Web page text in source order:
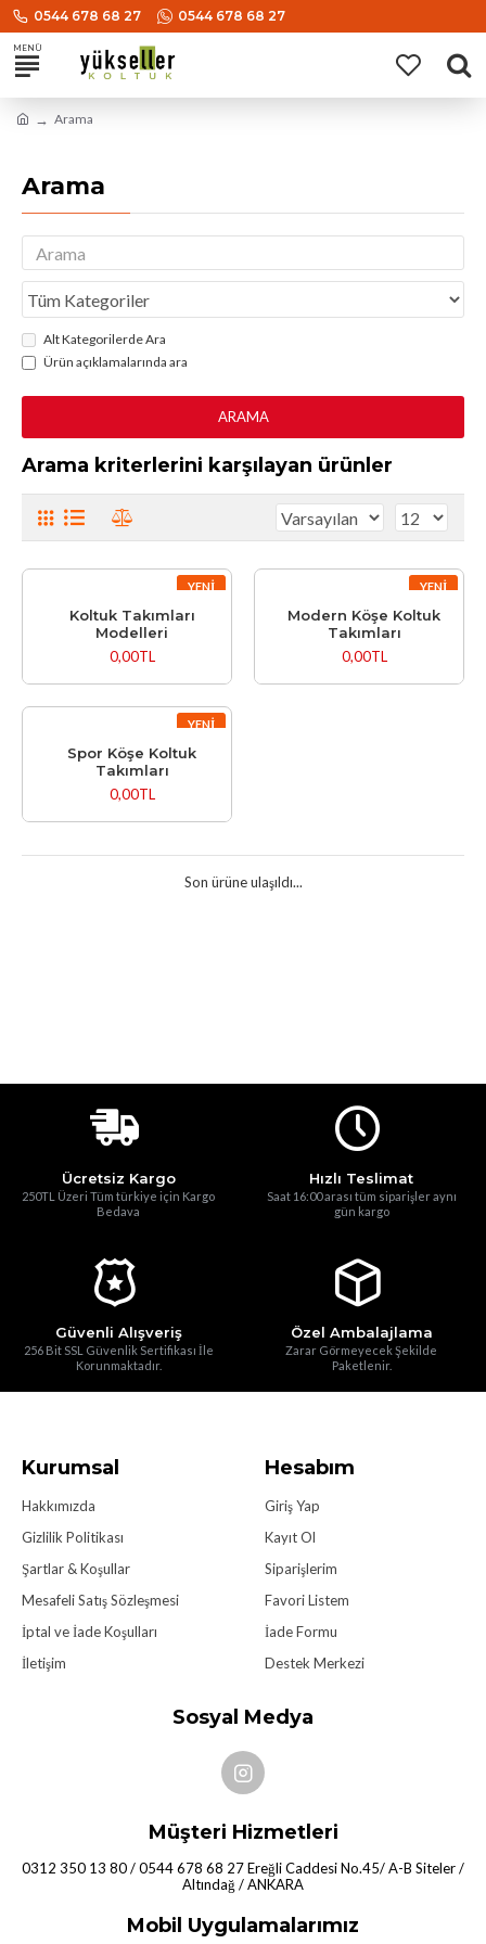
0544 678 68 27 0544 678 68 27
Arama
Arama
Alt Kategorilerde Ara
Ürün açıklamalarında ara
ARAMA
Arama kriterlerini karşılayan ürünler
YENI
Koltuk Takımları
Modelleri
0,00TL
YENI
Modern Köşe Koltuk
Takımları
0,00TL
YENI
Spor Köşe Koltuk
Takımları
0,00TL
Son ürüne ulaşıldı...
Ücretsiz Kargo
250TL Üzeri Tüm türkiye için Kargo
Bedava
Hızlı Teslimat
Saat 16:00 arası tüm siparişler aynı
gün kargo
Güvenli Alışveriş
256 Bit SSL Güvenlik Sertifikası İle
Korunmaktadır.
Özel Ambalajlama
Zarar Görmeyecek Şekilde
Paketlenir.
Kurumsal
Hakkımızda
Gizlilik Politikası
Şartlar & Koşullar
Mesafeli Satış Sözleşmesi
İptal ve İade Koşulları
İletişim
Hesabım
Giriş Yap
Kayıt Ol
Siparişlerim
Favori Listem
İade Formu
Destek Merkezi
Sosyal Medya
Müşteri Hizmetleri
0312 350 13 80 / 0544 678 68 27 Ereğli Caddesi No.45/ A-B Siteler /
Altındağ / ANKARA
Mobil Uygulamalarımız